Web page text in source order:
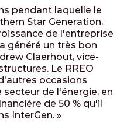
pendant laquelle le
Star Generation,
de l'entreprise
généré un très bon
Claerhout, vice-
Le RREO
occasions
de l'énergie, en
de 50 % qu'il
InterGen. »